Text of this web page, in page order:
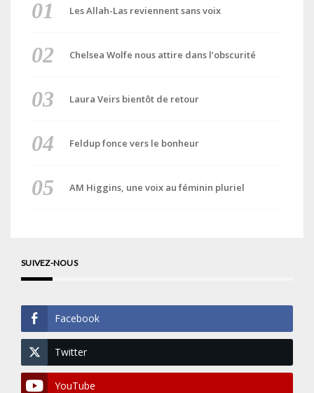
Les Allah-Las reviennent sans voix
Chelsea Wolfe nous attire dans l’obscurité
Laura Veirs bientôt de retour
Feldup fonce vers le bonheur
AM Higgins, une voix au féminin pluriel
SUIVEZ-NOUS
Facebook
Twitter
YouTube